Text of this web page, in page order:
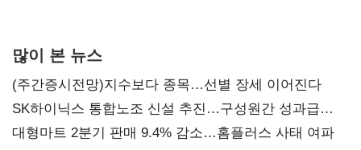
많이 본 뉴스
(주간증시전망)지수보다 종목…선별 장세 이어진다
SK하이닉스 통합노조 신설 추진…구성원간 성과급
불만 확산
대형마트 2분기 판매 9.4% 감소…홈플러스 사태 여파